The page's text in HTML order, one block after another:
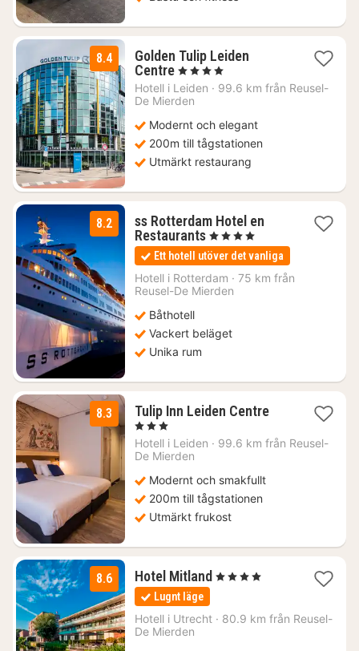
8.4
Golden Tulip Leiden
Centre1
natt
från
kr.
, 4 Stjärnor
Hotell i Leiden · 99.6 km från Reusel-
De Mierden
Modernt och elegant
200m till tågstationen
Utmärkt restaurang
8.2
ss Rotterdam Hotel en
Restaurants1
natt
från
842
kr.
, 4 Stjärnor
Ett hotell utöver det vanliga
Hotell i Rotterdam · 75 km från
Reusel-De Mierden
Båthotell
Vackert beläget
Unika rum
8.3 Tulip Inn Leiden Centre1
från
, 3 Stjärnor
Hotell i Leiden · 99.6 km från Reusel-
De Mierden
Modernt och smakfullt
200m till tågstationen
Utmärkt frukost
8.6 Hotel Mitland 1
1242
, 4 Stjärnor
Lugnt läge
Hotell i Utrecht · 80.9 km från Reusel-
De Mierden